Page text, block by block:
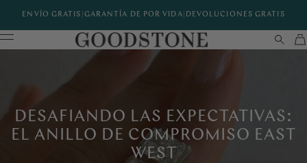
ENVÍO GRATIS GARANTÍA DE POR VIDA DEVOLUCIONES GRATIS
DESAFIANDO LAS EXPECTATIVAS:
EL ANILLO DE COMPROMISO EAST
WEST